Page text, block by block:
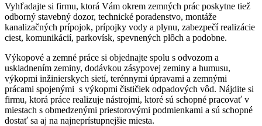
Vyhľadajte si firmu, ktorá Vám okrem zemných prác poskytne tiež
odborný stavebný dozor, technické poradenstvo, montáže
kanalizačných prípojok, prípojky vody a plynu, zabezpečí realizácie
ciest, komunikácií, parkovísk, spevnených plôch a podobne.
Výkopové a zemné práce si objednajte spolu s odvozom a
uskladnením zeminy, dodávkou zásypovej zeminy a humusu,
výkopmi inžinierskych sietí, terénnymi úpravami a zemnými
prácami spojenými s výkopmi čističiek odpadových vôd. Nájdite si
firmu, ktorá práce realizuje nástrojmi, ktoré sú schopné pracovať v
miestach s obmedzenými priestorovými podmienkami a sú schopné
dostať sa aj na najneprístupnejšie miesta.